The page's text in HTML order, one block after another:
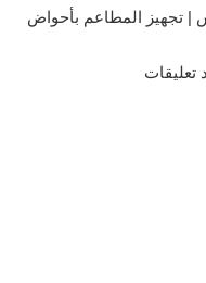
| تجهيز المطاعم بأحواض
تعليقات